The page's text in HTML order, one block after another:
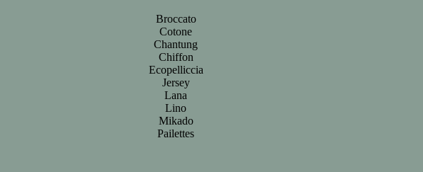
Broccato
Cotone
Chantung
Chiffon
Ecopelliccia
Jersey
Lana
Lino
Mikado
Pailettes